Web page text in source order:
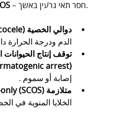
– חסר תאי גרעין באשך.
دوالي الخصية (Varicocele):
الدم ودرجة الحرارة
توقف إنتاج الحيوانات
(Spermatogenic arrest):
إصابة أو سموم .
متلازمة Sertoli-only (SCOS):
الخلايا المنوية في